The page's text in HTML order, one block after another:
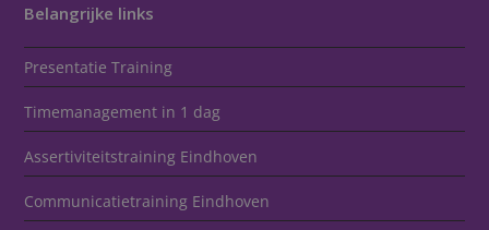
Belangrijke links
Presentatie Training
Timemanagement in 1 dag
Assertiviteitstraining Eindhoven
Communicatietraining Eindhoven